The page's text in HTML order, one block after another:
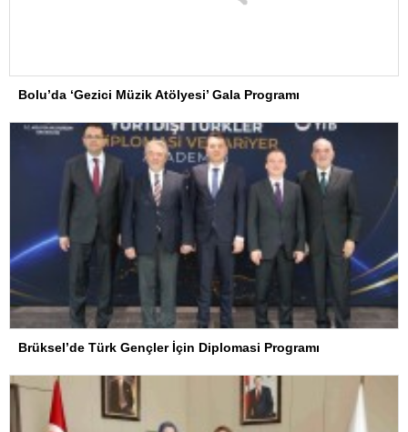
Bolu’da ‘Gezici Müzik Atölyesi’ Gala Programı
Brüksel’de Türk Gençler İçin Diplomasi Programı